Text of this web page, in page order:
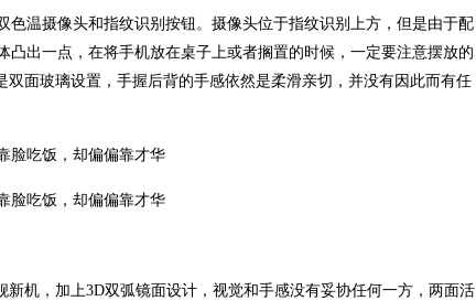
色温摄像头和指纹识别按钮。摄像头位于指纹识别上方，但是由于配
凸出一点，在将手机放在桌子上或者搁置的时候，一定要注意摆放的
双面玻璃设置，手握后背的手感依然是柔滑亲切，并没有因此而有任
机，加上3D双弧镜面设计，视觉和手感没有妥协任何一方，两面活